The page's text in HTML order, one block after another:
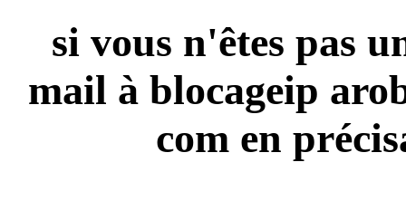
si vous n'êtes pas
mail à blocageip
com en